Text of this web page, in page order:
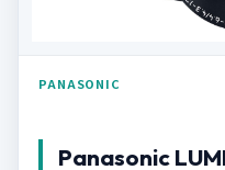
PANASONIC
Panasonic